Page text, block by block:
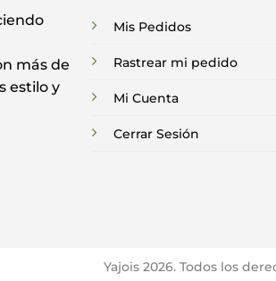
más de
estilo y
Mis Pedidos
Rastrear mi pedido
Mi Cuenta
Cerrar Sesión
Yajois 2026. Todos los